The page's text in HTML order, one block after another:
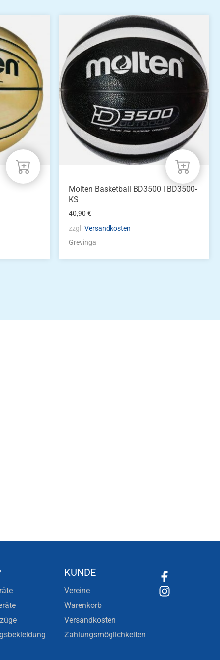
Molten Basketball BD3500 | BD3500-
KS
40,90€
zzgl.Versandkosten
Grevinga
KUNDE
Vereine
Warenkorb
Versandkosten
Zahlungsmöglichkeiten